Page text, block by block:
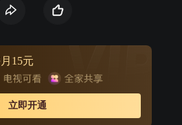
15元
立即开通